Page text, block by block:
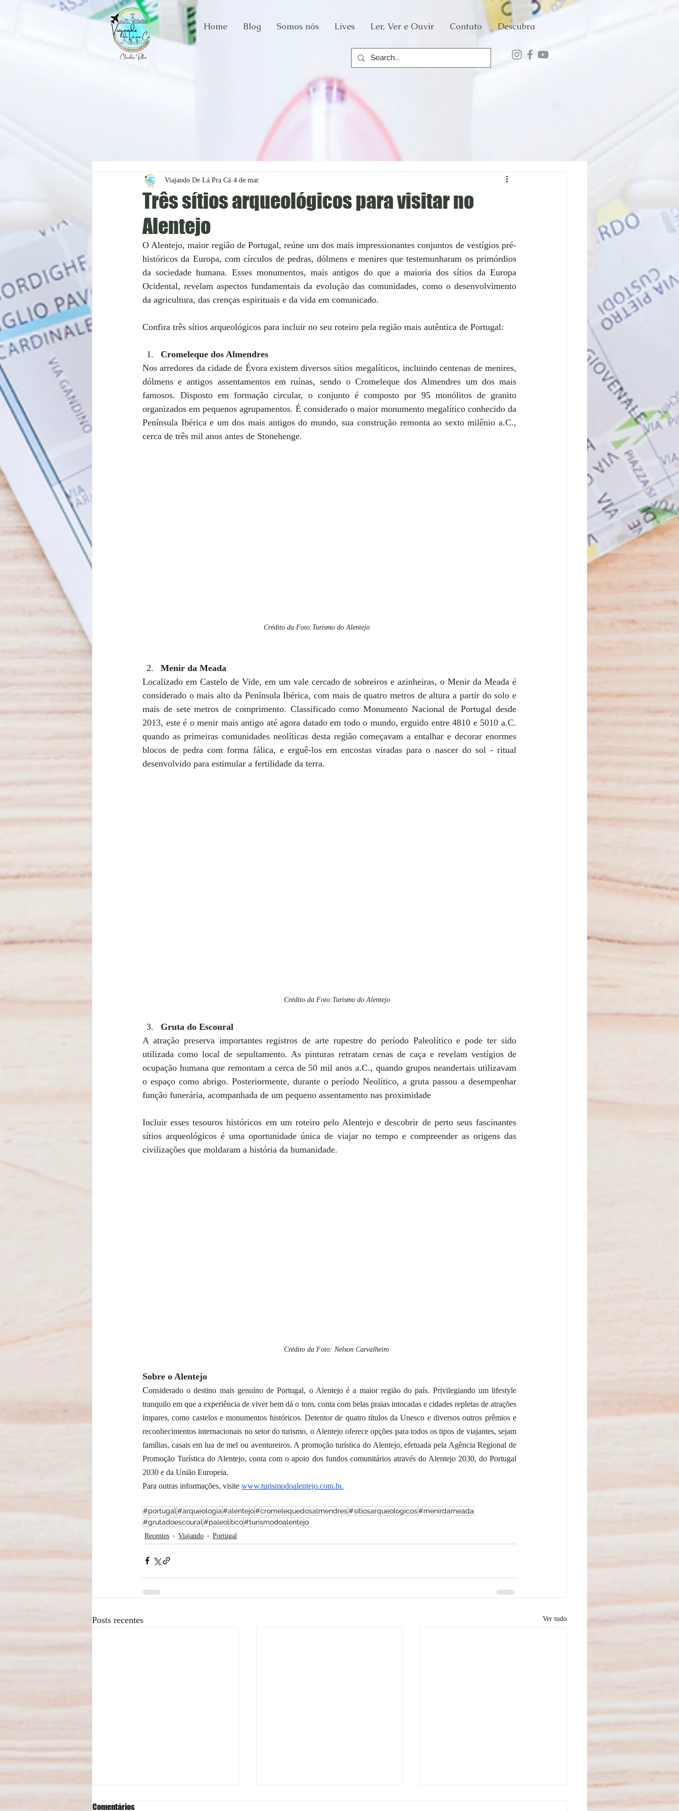
Home Blog Somos nós Lives Ler, Ver e Ouvir Contato Descubra
Três sítios arqueológicos para visitar no
Alentejo
Viajando De Lá Pra Cá 4 de mar.
O Alentejo, maior região de Portugal, reúne um dos mais impressionantes conjuntos de vestígios pré-
históricos da Europa, com círculos de pedras, dólmens e menires que testemunharam os primórdios
da sociedade humana. Esses monumentos, mais antigos do que a maioria dos sítios da Europa
Ocidental, revelam aspectos fundamentais da evolução das comunidades, como o desenvolvimento
da agricultura, das crenças espirituais e da vida em comunicado.
Confira três sítios arqueológicos para incluir no seu roteiro pela região mais autêntica de Portugal:
Cromeleque dos Almendres
Nos arredores da cidade de Évora existem diversos sítios megalíticos, incluindo centenas de menires,
dólmens e antigos assentamentos em ruínas, sendo o Cromeleque dos Almendres um dos mais
famosos. Disposto em formação circular, o conjunto é composto por 95 monólitos de granito
organizados em pequenos agrupamentos. É considerado o maior monumento megalítico conhecido da
Península Ibérica e um dos mais antigos do mundo, sua construção remonta ao sexto milênio a.C.,
cerca de três mil anos antes de Stonehenge.
Crédito da Foto:Turismo do Alentejo
Menir da Meada
Localizado em Castelo de Vide, em um vale cercado de sobreiros e azinheiras, o Menir da Meada é
considerado o mais alto da Península Ibérica, com mais de quatro metros de altura a partir do solo e
mais de sete metros de comprimento. Classificado como Monumento Nacional de Portugal desde
2013, este é o menir mais antigo até agora datado em todo o mundo, erguido entre 4810 e 5010 a.C.
quando as primeiras comunidades neolíticas desta região começavam a entalhar e decorar enormes
blocos de pedra com forma fálica, e erguê-los em encostas viradas para o nascer do sol - ritual
desenvolvido para estimular a fertilidade da terra.
Crédito da Foto:Turismo do Alentejo
Gruta do Escoural
A atração preserva importantes registros de arte rupestre do período Paleolítico e pode ter sido
utilizada como local de sepultamento. As pinturas retratam cenas de caça e revelam vestígios de
ocupação humana que remontam a cerca de 50 mil anos a.C., quando grupos neandertais utilizavam
o espaço como abrigo. Posteriormente, durante o período Neolítico, a gruta passou a desempenhar
função funerária, acompanhada de um pequeno assentamento nas proximidade
Incluir esses tesouros históricos em um roteiro pelo Alentejo e descobrir de perto seus fascinantes
sítios arqueológicos é uma oportunidade única de viajar no tempo e compreender as origens das
civilizações que moldaram a história da humanidade.
Crédito da Foto: Nelson Carvalheiro
Sobre o Alentejo
Considerado o destino mais genuíno de Portugal, o Alentejo é a maior região do país. Privilegiando um lifestyle
tranquilo em que a experiência de viver bem dá o tom, conta com belas praias intocadas e cidades repletas de atrações
ímpares, como castelos e monumentos históricos. Detentor de quatro títulos da Unesco e diversos outros prêmios e
reconhecimentos internacionais no setor do turismo, o Alentejo oferece opções para todos os tipos de viajantes, sejam
famílias, casais em lua de mel ou aventureiros. A promoção turística do Alentejo, efetuada pela Agência Regional de
Promoção Turística do Alentejo, conta com o apoio dos fundos comunitários através do Alentejo 2030, do Portugal
2030 e da União Europeia.
Para outras informações, visite www.turismodoalentejo.com.br.
#portugal #arqueologia#alentejo#cromelequedosalmendres#sitiosarqueologicos#menirdameada
#grutadoescoural #paleolitico#turismodoalentejo
Recentes Viajando Portugal
Posts recentes Ver tudo
Comentários